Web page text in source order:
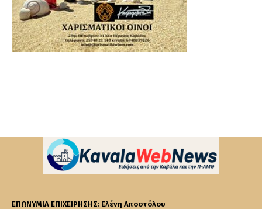
ΕΠΩΝΥΜΙΑ ΕΠΙΧΕΙΡΗΣΗΣ: Ελένη Αποστόλου